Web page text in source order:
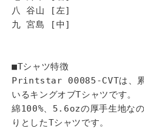
八 谷山 [左]
九 宮島 [中]
■Tシャツ特徴
Printstar 00085-CVTは、累
いるキングオブTシャツです。
綿100%、5.6ozの厚手生地な
りとしたTシャツです。